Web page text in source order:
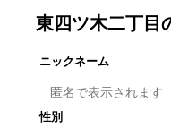
東四ツ木二丁目
ニックネーム
性別